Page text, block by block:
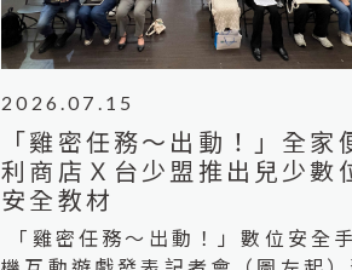
2026.07.15
「雞密任務～出動！」全家
利商店Ｘ台少盟推出兒少數
安全教材
「雞密任務～出動！」數位安全手